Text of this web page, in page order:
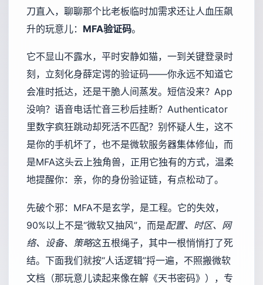
刀直入，聊聊那个比老板临时加需求还让人血压飙
升的玩意儿： MFA验证码。
它不显山不露水，平时安静如猫，一到关键登录时
刻，立刻化身薛定谔的验证码——你永远不知道它
会准时抵达，还是干脆人间蒸发。短信没来？App
没响？语音电话忙音三秒后挂断？Authenticator
里数字疯狂跳动却死活不匹配？别怀疑人生，这不
是你的手机坏了，也不是微软服务器集体修仙，而
是MFA这头云上独角兽，正用它独有的方式，温柔
地提醒你：亲，你的身份验证链，有点松动了。
先破个邪：MFA不是玄学，是工程。它的失效，
90%以上不是“微软又抽风”，而是配置、时区、网
络、设备、策略这五根绳子，其中一根悄悄打了死
结。下面我们就按“人话逻辑”捋一遍，不照搬微软
文档（那玩意儿读起来像在解《天书密码》），专